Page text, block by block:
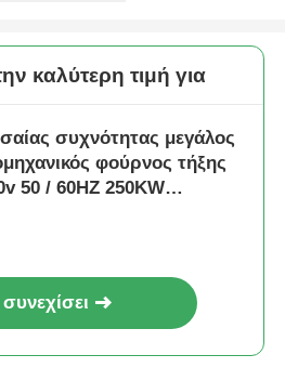
καλύτερη τιμή για
συχνότητας μεγάλος
φούρνος τήξης
50 / 60HZ 250KW